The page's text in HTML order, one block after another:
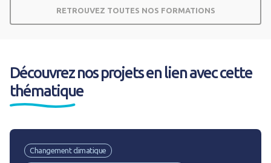
RETROUVEZ TOUTES NOS FORMATIONS
Découvrez nos projets en lien avec cette
thématique
Changement climatique